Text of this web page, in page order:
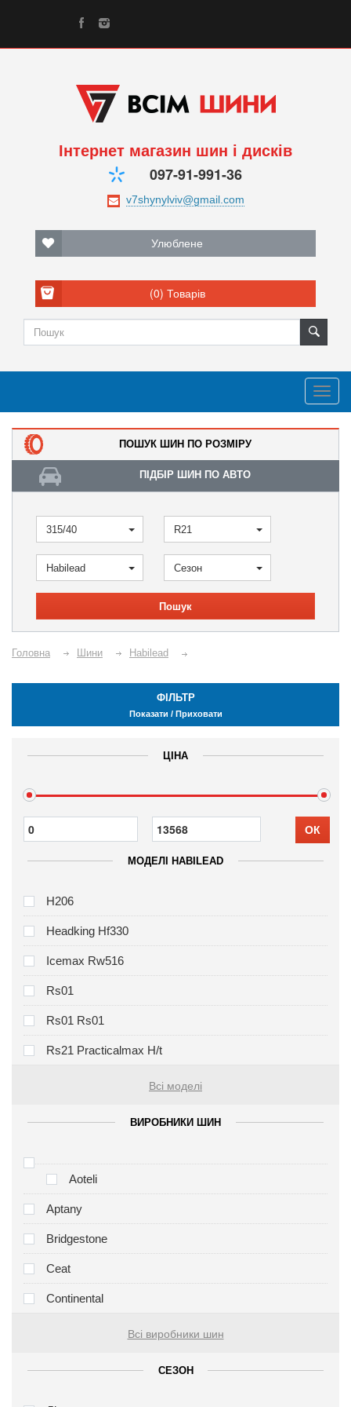
Інтернет магазин шин і дисків
097-91-991-36
Улюблене
(0) Товарів
ПОШУК ШИН ПО РОЗМІРУ
ПІДБІР ШИН ПО АВТО
315/40 R21
Habilead Сезон
Пошук
Головна Шини Habilead
ФІЛЬТР
Показати / Приховати
ЦІНА
ОК
МОДЕЛІ HABILEAD
H206
Headking Hf330
Icemax Rw516
Rs01
Rs01 Rs01
Rs21 Practicalmax H/t
Всі моделі
ВИРОБНИКИ ШИН
Aoteli
Aptany
Bridgestone
Ceat
Continental
Всі виробники шин
СЕЗОН